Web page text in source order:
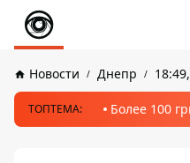
Новости Днепр
ТОПТЕМА: Более 100